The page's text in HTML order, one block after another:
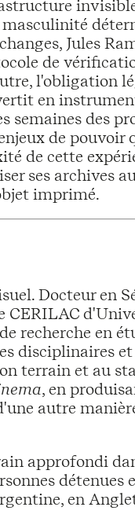
invisible
Jules
de
l'obligation
en
des
de
de cette
ses archives
imprimé.
Docteur en
CERILAC
recherche en
disciplinaires
terrain et au
, en
autre
approfondi
détenues
en